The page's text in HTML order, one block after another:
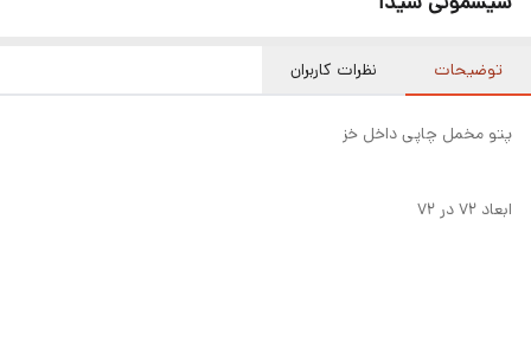
توضیحات نظرات کاربران
پتو مخمل چاپی داخل خز
ابعاد ۷۲ در ۷۲